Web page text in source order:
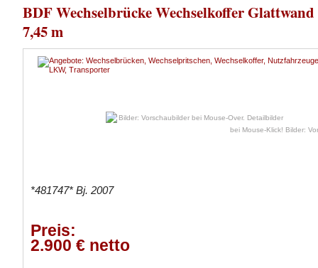
BDF Wechselbrücke Wechselkoffer
7,45 m
Bilder:
*481747* Bj. 2007
Preis:
2.900 € netto